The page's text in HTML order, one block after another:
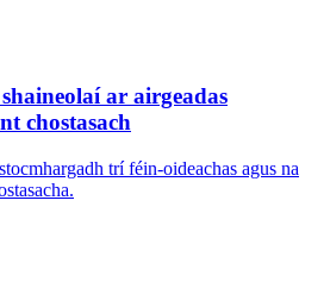
ar airgeadas
chostasach
trí féin-oideachas agus na